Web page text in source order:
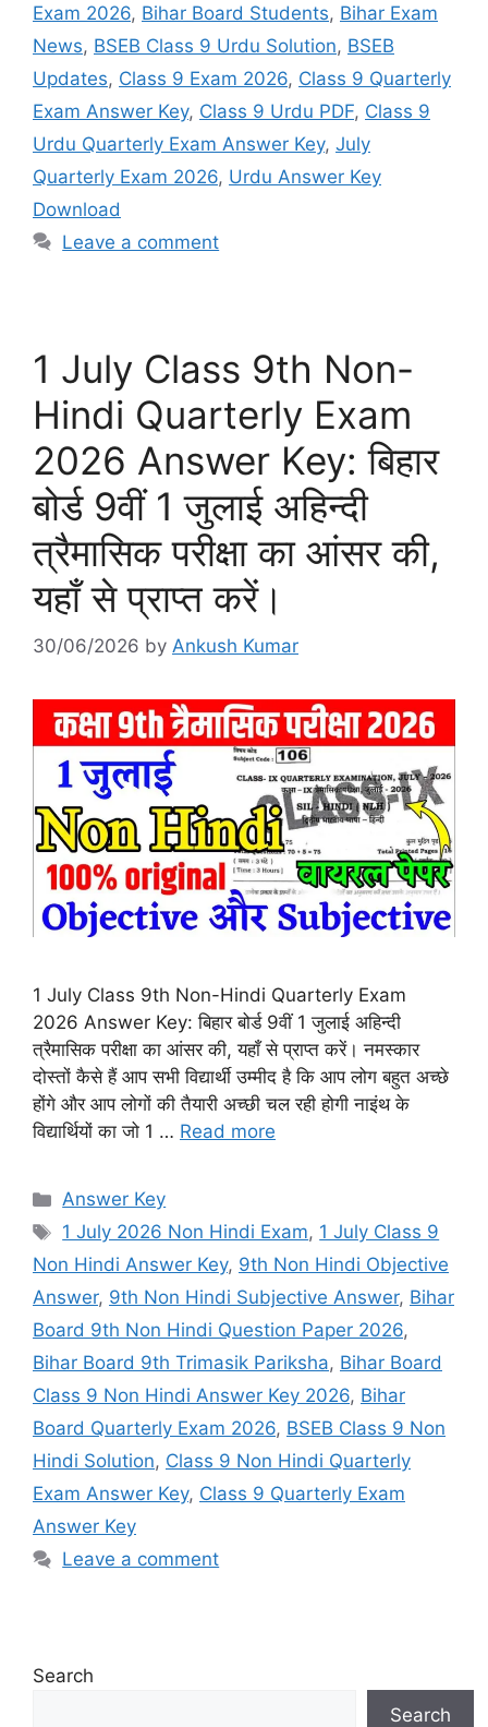
Exam 2026, Bihar Board Students, Bihar Exam
News, BSEB Class 9 Urdu Solution, BSEB
Updates, Class 9 Exam 2026, Class 9 Quarterly
Exam Answer Key, Class 9 Urdu PDF, Class 9
Urdu Quarterly Exam Answer Key, July
Quarterly Exam 2026, Urdu Answer Key
Download
Leave a comment
1 July Class 9th Non-
Hindi Quarterly Exam
2026 Answer Key: बिहार
बोर्ड 9वीं 1 जुलाई अहिन्दी
त्रैमासिक परीक्षा का आंसर की,
यहाँ से प्राप्त करें।
30/06/2026 by Ankush Kumar
1 July Class 9th Non-Hindi Quarterly Exam
2026 Answer Key: बिहार बोर्ड 9वीं 1 जुलाई अहिन्दी
त्रैमासिक परीक्षा का आंसर की, यहाँ से प्राप्त करें। नमस्कार
दोस्तों कैसे हैं आप सभी विद्यार्थी उम्मीद है कि आप लोग बहुत अच्छे
होंगे और आप लोगों की तैयारी अच्छी चल रही होगी नाइंथ के
विद्यार्थियों का जो 1 … Read more
Categories
Answer Key
Tags
1 July 2026 Non Hindi Exam, 1 July Class 9
Non Hindi Answer Key, 9th Non Hindi Objective
Answer, 9th Non Hindi Subjective Answer, Bihar
Board 9th Non Hindi Question Paper 2026,
Bihar Board 9th Trimasik Pariksha, Bihar Board
Class 9 Non Hindi Answer Key 2026, Bihar
Board Quarterly Exam 2026, BSEB Class 9 Non
Hindi Solution, Class 9 Non Hindi Quarterly
Exam Answer Key, Class 9 Quarterly Exam
Answer Key
Leave a comment
Search
Search